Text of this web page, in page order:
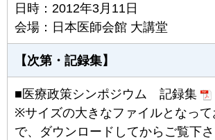
日時：2012年3月11日
会場：日本医師会館 大講堂
【次第・記録集】
■医療政策シンポジウム 記録集
※サイズの大きなファイルとなっ
で、ダウンロードしてからご覧下さ